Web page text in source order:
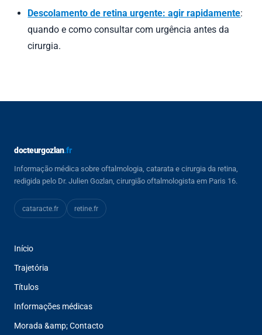
Descolamento de retina urgente: agir rapidamente:
quando e como consultar com urgência antes da
cirurgia.
docteurgozlan.fr
Informação médica sobre oftalmologia, catarata e cirurgia da retina,
redigida pelo Dr. Julien Gozlan, cirurgião oftalmologista em Paris 16.
cataracte.fr retine.fr
Início
Trajetória
Títulos
Informações médicas
Morada &amp; Contacto